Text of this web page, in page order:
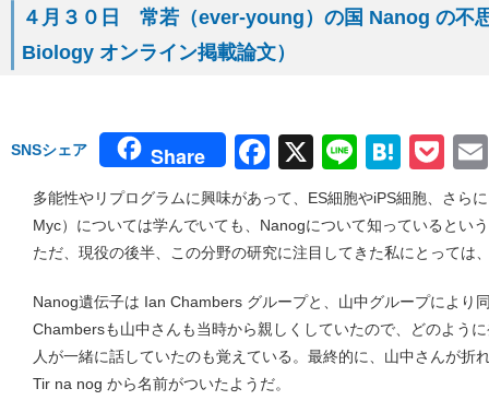
４月３０日 常若（ever-young）の国 Nanog の不
Biology オンライン掲載論文）
SNSシェア Share Facebook
X Line
多能性やリプログラムに興味があって、ES細胞やiPS細胞、さら
Myc）については学んでいても、Nanogについて知っているとい
ただ、現役の後半、この分野の研究に注目してきた私にとっては
Nanog遺伝子は Ian Chambers グループと、山中グループにより
Chambersも山中さんも当時から親しくしていたので、どのよう
人が一緒に話していたのも覚えている。最終的に、山中さんが折
Tir na nog から名前がついたようだ。